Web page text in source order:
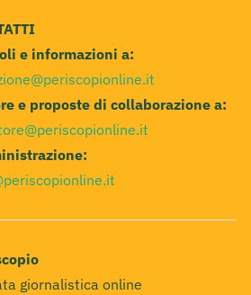
e informazioni a:
e proposte di collaborazione a:
giornalistica online